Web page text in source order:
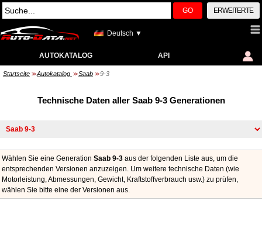
GO ERWEITERTE
Deutsch ▼
AUTOKATALOG API
Startseite >> Autokatalog >> Saab >> 9-3
Technische Daten aller Saab 9-3 Generationen
Wählen Sie eine Generation Saab 9-3 aus der folgenden Liste aus, um die
entsprechenden Versionen anzuzeigen. Um weitere technische Daten (wie
Motorleistung, Abmessungen, Gewicht, Kraftstoffverbrauch usw.) zu prüfen,
wählen Sie bitte eine der Versionen aus.